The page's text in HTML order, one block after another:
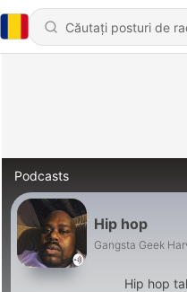
Podcasts
Hip hop
Gangsta Geek
Hip hop